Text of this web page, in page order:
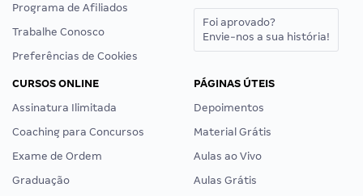
Programa de Afiliados
Trabalhe Conosco
Preferências de Cookies
Foi aprovado?
Envie-nos a sua história!
CURSOS ONLINE
Assinatura Ilimitada
Coaching para Concursos
Exame de Ordem
Graduação
PÁGINAS ÚTEIS
Depoimentos
Material Grátis
Aulas ao Vivo
Aulas Grátis